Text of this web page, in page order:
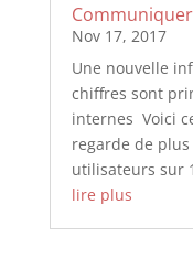
Nov 17, 2017
Une nouvelle
chiffres sont
internes Voici
regarde de
utilisateurs sur
lire plus